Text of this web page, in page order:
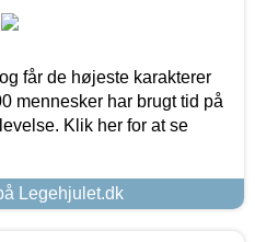
får de højeste karakterer
mennesker har brugt tid på
Klik her for at se
Legehjulet.dk